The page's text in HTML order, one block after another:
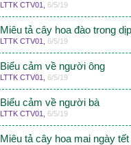
LTTK CTV01 6/5/19
Miêu tả cây hoa đào trong
LTTK CTV01 6/5/19
Biểu cảm về người ông
LTTK CTV01 6/5/19
Biểu cảm về người bà
LTTK CTV01 6/5/19
Miêu tả cây hoa mai ngày